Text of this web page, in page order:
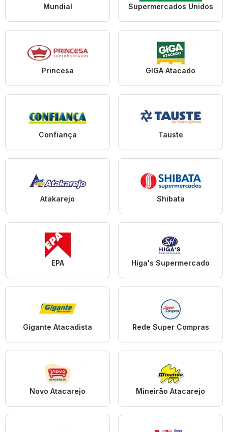
Mundial Supermercados Unidos
Princesa GIGA Atacado
Confiança Tauste
Atakarejo Shibata
EPA Higa's Supermercado
Gigante Atacadista Rede Super Compras
Novo Atacarejo Mineirão Atacarejo